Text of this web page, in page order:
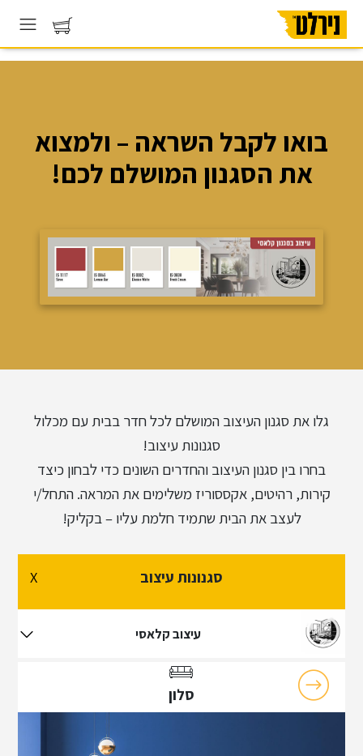
בואו לקבל השראה – ולמצוא
את הסגנון המושלם לכם!
גלו את סגנון העיצוב המושלם לכל חדר בבית עם מכלול
סגנונות עיצוב!
בחרו בין סגנון העיצוב והחדרים השונים כדי לבחון כיצד
קירות, רהיטים, אקססוריז משלימים את המראה. התחל/י
לעצב את הבית שתמיד חלמת עליו – בקליק!
סגנונות עיצוב X
עיצוב קלאסי
עיצוב רטרו
עיצוב קלאסי
סלון